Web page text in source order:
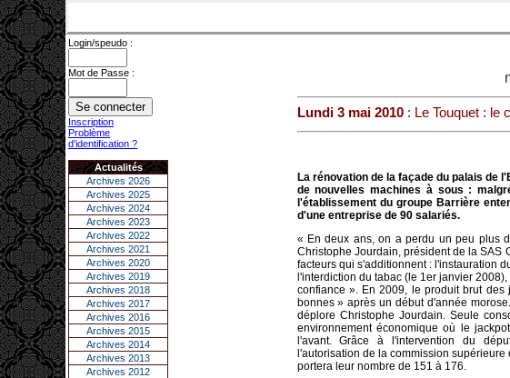
Login/speudo :
Mot de Passe :
Inscription
Problème
d'identification ?
Actualités
Archives 2026
Archives 2025
Archives 2024
Archives 2023
Archives 2022
Archives 2021
Archives 2020
Archives 2019
Archives 2018
Archives 2017
Archives 2016
Archives 2015
Archives 2014
Archives 2013
Archives 2012
Lundi 3 mai 2010: Le Touquet : le
La rénovation de la façade du palais de
de nouvelles machines à sous :
l'établissement du groupe Barrière
d'une entreprise de 90 salariés.
« En deux ans, on a perdu un peu plus
Christophe Jourdain, président de la SAS
facteurs qui s'additionnent : l'instauration
l'interdiction du tabac (le 1er janvier
confiance ». En 2009, le produit brut
bonnes » après un début d'année
déplore Christophe Jourdain. Seule
environnement économique où le
l'avant. Grâce à l'intervention du
l'autorisation de la commission
portera leur nombre de 151 à 176.